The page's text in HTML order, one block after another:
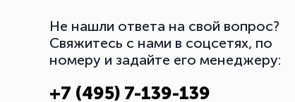
Не нашли ответа на свой вопрос?
Свяжитесь с нами в соцсетях, по
номеру и задайте его менеджеру:
+7 (495) 7-139-139